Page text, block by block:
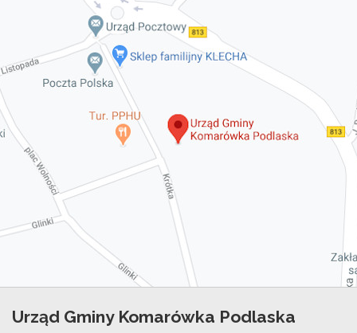
Urząd Gminy Komarówka Podlaska